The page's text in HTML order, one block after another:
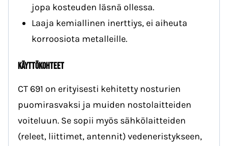
jopa kosteuden läsnä ollessa.
Laaja kemiallinen inerttiys, ei aiheuta
korroosiota metalleille.
Käyttökohteet
CT 691 on erityisesti kehitetty nosturien
puomirasvaksi ja muiden nostolaitteiden
voiteluun. Se sopii myös sähkölaitteiden
(releet, liittimet, antennit) vedeneristykseen,